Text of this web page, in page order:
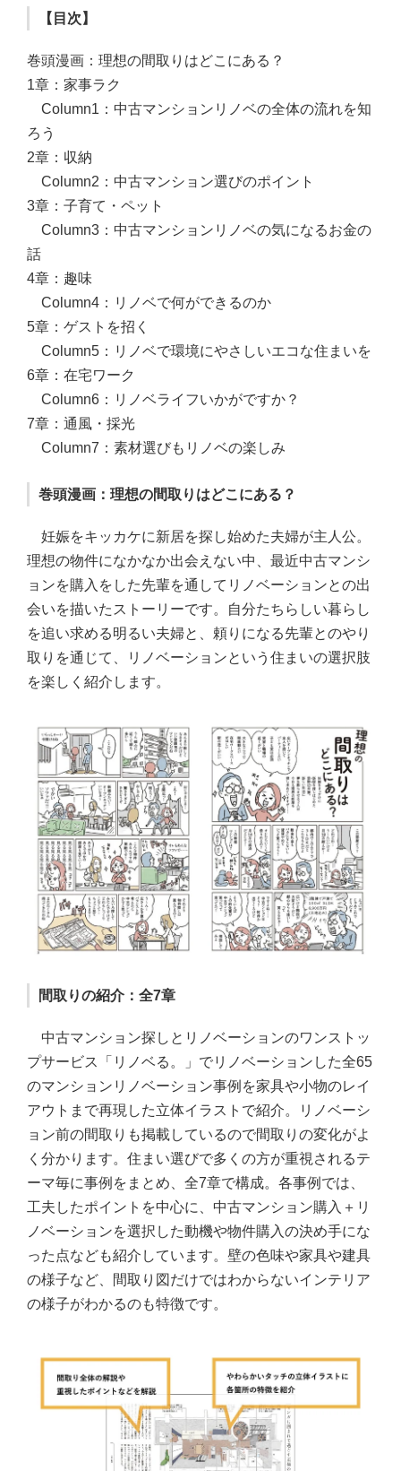
【目次】
巻頭漫画：理想の間取りはどこにある？
1章：家事ラク
Column1：中古マンションリノベの全体の流れを知
ろう
2章：収納
Column2：中古マンション選びのポイント
3章：子育て・ペット
Column3：中古マンションリノベの気になるお金の
話
4章：趣味
Column4：リノベで何ができるのか
5章：ゲストを招く
Column5：リノベで環境にやさしいエコな住まいを
6章：在宅ワーク
Column6：リノベライフいかがですか？
7章：通風・採光
Column7：素材選びもリノベの楽しみ
巻頭漫画：理想の間取りはどこにある？
妊娠をキッカケに新居を探し始めた夫婦が主人公。
理想の物件になかなか出会えない中、最近中古マンシ
ョンを購入をした先輩を通してリノベーションとの出
会いを描いたストーリーです。自分たちらしい暮らし
を追い求める明るい夫婦と、頼りになる先輩とのやり
取りを通じて、リノベーションという住まいの選択肢
を楽しく紹介します。
間取りの紹介：全7章
中古マンション探しとリノベーションのワンストッ
プサービス「リノベる。」でリノベーションした全65
のマンションリノベーション事例を家具や小物のレイ
アウトまで再現した立体イラストで紹介。リノベーシ
ョン前の間取りも掲載しているので間取りの変化がよ
く分かります。住まい選びで多くの方が重視されるテ
ーマ毎に事例をまとめ、全7章で構成。各事例では、
工夫したポイントを中心に、中古マンション購入＋リ
ノベーションを選択した動機や物件購入の決め手にな
った点なども紹介しています。壁の色味や家具や建具
の様子など、間取り図だけではわからないインテリア
の様子がわかるのも特徴です。